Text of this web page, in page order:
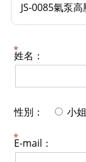
JS-0085氣泵
姓名：
性別： 小姐
E-mail：